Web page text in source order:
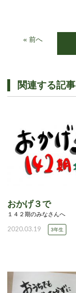
« 前へ
関連する記事
おかげ３で
１４２期のみなさんへ
2020.03.19 3年生